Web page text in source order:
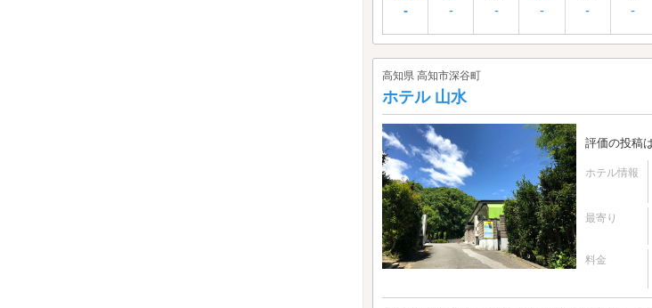
-
-
-
-
-
-
高知県 高知市深谷町
ホテル 山水
評価の投稿
ホテル情報
最寄り
料金